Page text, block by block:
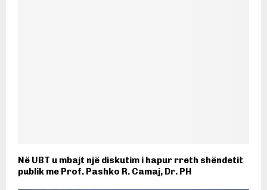
Në UBT u mbajt një diskutim i hapur rreth shëndetit
publik me Prof. Pashko R. Camaj, Dr. PH